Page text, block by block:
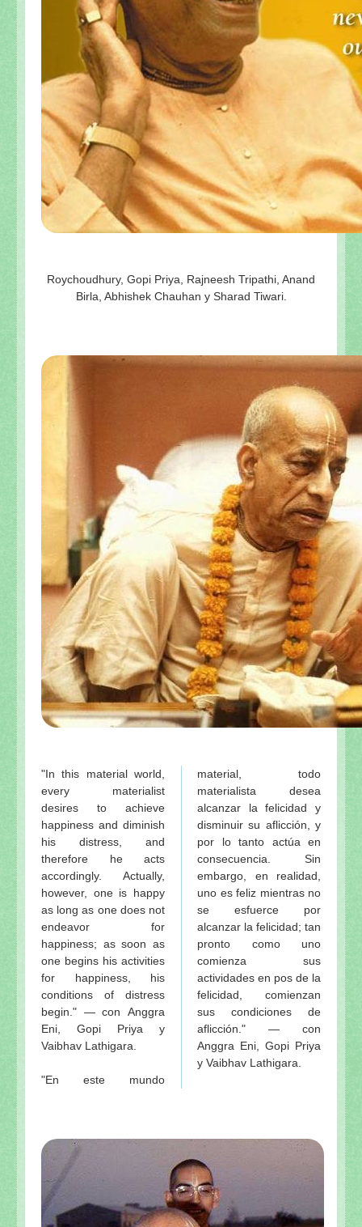
Roychoudhury, Gopi Priya, Rajneesh Tripathi, Anand
Birla, Abhishek Chauhan y Sharad Tiwari.
"In this material world,
every materialist
desires to achieve
happiness and diminish
his distress, and
therefore he acts
accordingly. Actually,
however, one is happy
as long as one does not
endeavor for
happiness; as soon as
one begins his activities
for happiness, his
conditions of distress
begin." — con Anggra
Eni, Gopi Priya y
Vaibhav Lathigara.
"En este mundo
material, todo
materialista desea
alcanzar la felicidad y
disminuir su aflicción, y
por lo tanto actúa en
consecuencia. Sin
embargo, en realidad,
uno es feliz mientras no
se esfuerce por
alcanzar la felicidad; tan
pronto como uno
comienza sus
actividades en pos de la
felicidad, comienzan
sus condiciones de
aflicción." — con
Anggra Eni, Gopi Priya
y Vaibhav Lathigara.